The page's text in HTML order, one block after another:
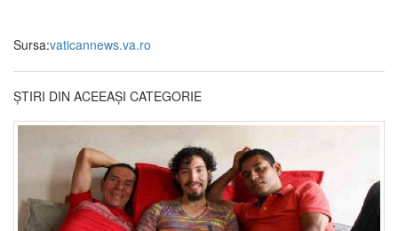
Sursa:vaticannews.va.ro
ȘTIRI DIN ACEEAȘI CATEGORIE